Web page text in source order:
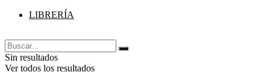
LIBRERÍA
Sin resultados
Ver todos los resultados